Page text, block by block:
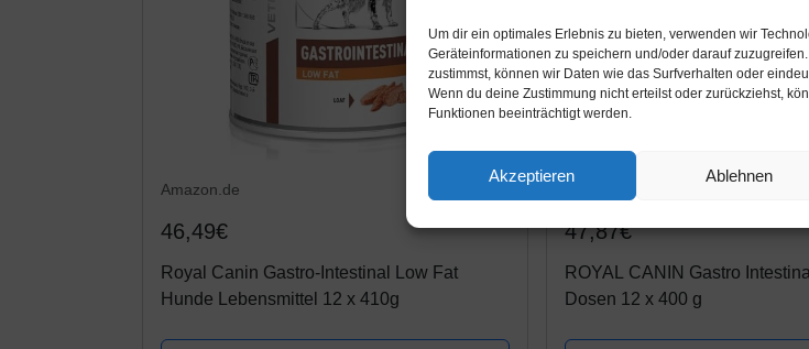
Um dir ein optimales Erlebnis zu bieten, verwenden wir
Geräteinformationen zu speichern und/oder darauf
zustimmst, können wir Daten wie das Surfverhalten oder
Wenn du deine Zustimmung nicht erteilst oder zurückziehst,
Funktionen beeinträchtigt werden.
Akzeptieren Ablehnen
Amazon.de
46,49€
Royal Canin Gastro-Intestinal Low Fat
Hunde Lebensmittel 12 x 410g
47,87€
ROYAL CANIN Gastro
Dosen 12 x 400 g